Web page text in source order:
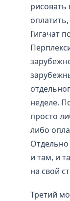
рисовать
Гигачат
неделе.
просто
либо
Отдельно
и там, и
на свой
Третий